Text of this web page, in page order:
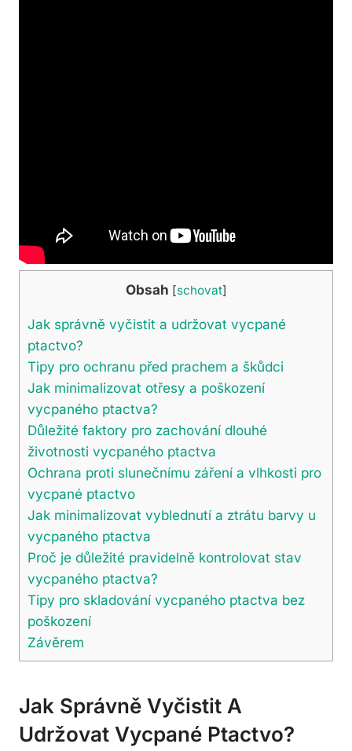
Obsah [schovat]
Jak správně vyčistit a udržovat vycpané
ptactvo?
Tipy pro ochranu před prachem a škůdci
Jak minimalizovat otřesy a poškození
vycpaného ptactva?
Důležité faktory pro zachování dlouhé
životnosti vycpaného ptactva
Ochrana proti slunečnímu záření a vlhkosti pro
vycpané ptactvo
Jak minimalizovat vyblednutí a ztrátu barvy u
vycpaného ptactva
Proč je důležité pravidelně kontrolovat stav
vycpaného ptactva?
Tipy pro skladování vycpaného ptactva bez
poškození
Závěrem
Jak Správně Vyčistit A
Udržovat Vycpané Ptactvo?